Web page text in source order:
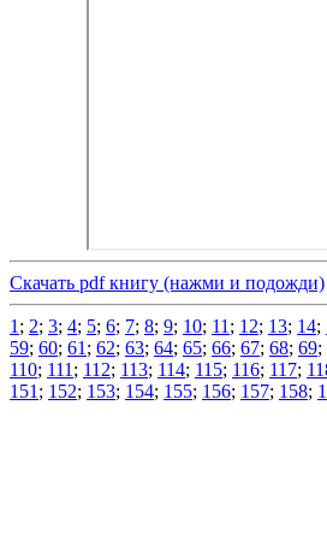
Скачать pdf книгу (нажми и подожди)
1 ; 2; 3; 4; 5; 6; 7; 8; 9; 10; 11 ; 12; 13; 14;
59; 60; 61 ; 62; 63; 64; 65; 66; 67; 68; 69;
110; 111 ; 112; 113; 114; 115; 116; 117;
151 ; 152; 153; 154; 155; 156; 157; 158;